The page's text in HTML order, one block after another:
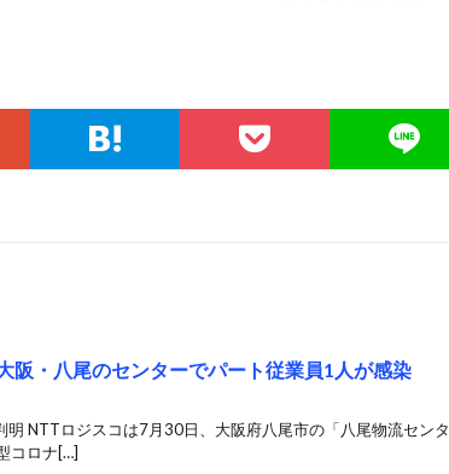
阪・八尾のセンターでパート従業員1人が感染
NTTロジスコは7月30日、大阪府八尾市の「八尾物流センタ
コロナ[…]